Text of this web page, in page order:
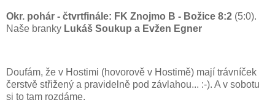
Okr. pohár - čtvrtfinále: FK Znojmo B - Božice 8:2 (5:0).
Naše branky Lukáš Soukup a Evžen Egner
Doufám, že v Hostimi (hovorově v Hostimě) mají trávníček
čerstvě střižený a pravidelně pod závlahou... :-). A v sobotu
si to tam rozdáme.